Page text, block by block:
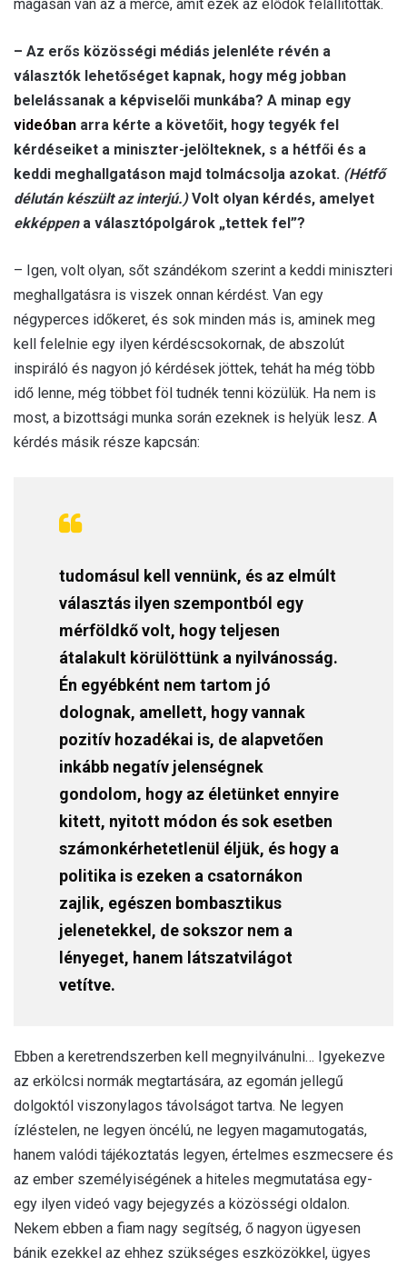
magasan van az a mérce, amit ezek az elődök felállítottak.
– Az erős közösségi médiás jelenléte révén a
választók lehetőséget kapnak, hogy még jobban
belelássanak a képviselői munkába? A minap egy
videóban arra kérte a követőit, hogy tegyék fel
kérdéseiket a miniszter-jelölteknek, s a hétfői és a
keddi meghallgatáson majd tolmácsolja azokat. (Hétfő
délután készült az interjú.)Volt olyan kérdés, amelyet
ekképpena választópolgárok „tettek fel”?
– Igen, volt olyan, sőt szándékom szerint a keddi miniszteri
meghallgatásra is viszek onnan kérdést. Van egy
négyperces időkeret, és sok minden más is, aminek meg
kell felelnie egy ilyen kérdéscsokornak, de abszolút
inspiráló és nagyon jó kérdések jöttek, tehát ha még több
idő lenne, még többet föl tudnék tenni közülük. Ha nem is
most, a bizottsági munka során ezeknek is helyük lesz. A
kérdés másik része kapcsán:
tudomásul kell vennünk, és az elmúlt
választás ilyen szempontból egy
mérföldkő volt, hogy teljesen
átalakult körülöttünk a nyilvánosság.
Én egyébként nem tartom jó
dolognak, amellett, hogy vannak
pozitív hozadékai is, de alapvetően
inkább negatív jelenségnek
gondolom, hogy az életünket ennyire
kitett, nyitott módon és sok esetben
számonkérhetetlenül éljük, és hogy a
politika is ezeken a csatornákon
zajlik, egészen bombasztikus
jelenetekkel, de sokszor nem a
lényeget, hanem látszatvilágot
vetítve.
Ebben a keretrendszerben kell megnyilvánulni… Igyekezve
az erkölcsi normák megtartására, az egomán jellegű
dolgoktól viszonylagos távolságot tartva. Ne legyen
ízléstelen, ne legyen öncélú, ne legyen magamutogatás,
hanem valódi tájékoztatás legyen, értelmes eszmecsere és
az ember személyiségének a hiteles megmutatása egy-
egy ilyen videó vagy bejegyzés a közösségi oldalon.
Nekem ebben a fiam nagy segítség, ő nagyon ügyesen
bánik ezekkel az ehhez szükséges eszközökkel, ügyes